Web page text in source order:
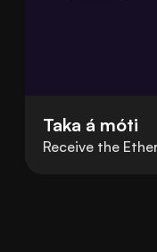
Taka á móti
Receive the